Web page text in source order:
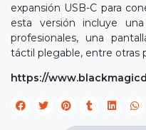
expansión USB-C para
esta versión incluye
profesionales, una
táctil plegable, entre otras
https://